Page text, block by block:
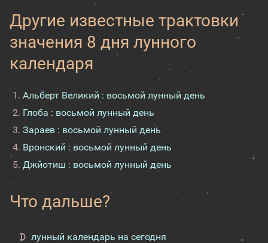
Другие известные трактовки
значения 8 дня лунного
календаря
Альберт Великий : восьмой лунный день
Глоба : восьмой лунный день
Зараев : восьмой лунный день
Вронский : восьмой лунный день
Джйотиш : восьмой лунный день
Что дальше?
лунный календарь на сегодня